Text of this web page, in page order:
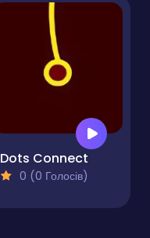
Dots Connect
0 (0 Голосів)